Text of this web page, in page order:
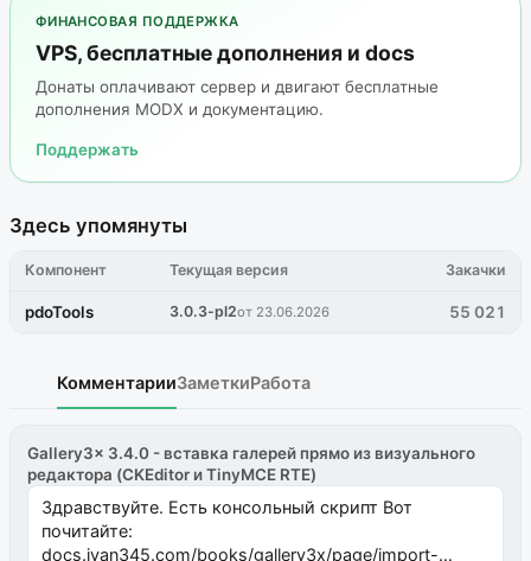
ФИНАНСОВАЯ ПОДДЕРЖКА
VPS, бесплатные дополнения и docs
Донаты оплачивают сервер и двигают бесплатные
дополнения MODX и документацию.
Поддержать
Здесь упомянуты
Компонент Текущая версия Закачки
pdoTools 3.0.3-pl2от 23.06.2026 55 021
КомментарииЗаметкиРабота
Gallery3x 3.4.0 - вставка галерей прямо из визуального
редактора (CKEditor и TinyMCE RTE)
Здравствуйте. Есть консольный скрипт Вот
почитайте:
docs.ivan345.com/books/gallery3x/page/import-